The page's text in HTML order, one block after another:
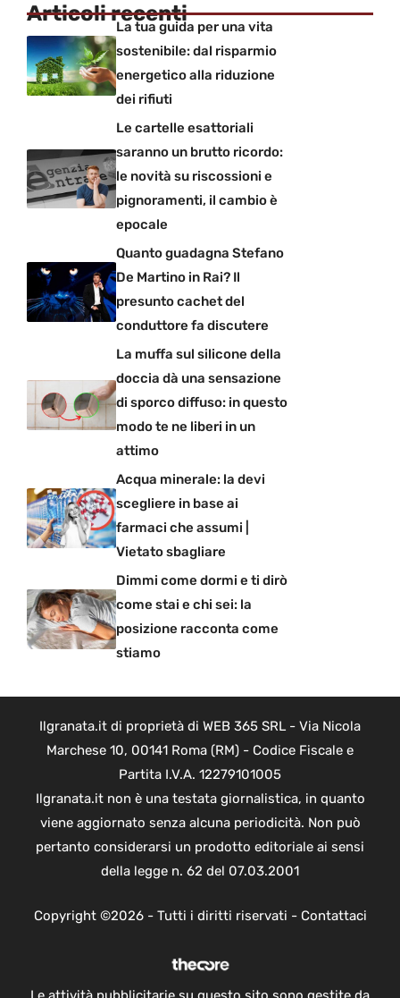
Articoli recenti
La tua guida per una vita
sostenibile: dal risparmio
energetico alla riduzione
dei rifiuti
Le cartelle esattoriali
saranno un brutto ricordo:
le novità su riscossioni e
pignoramenti, il cambio è
epocale
Quanto guadagna Stefano
De Martino in Rai? Il
presunto cachet del
conduttore fa discutere
La muffa sul silicone della
doccia dà una sensazione
di sporco diffuso: in questo
modo te ne liberi in un
attimo
Acqua minerale: la devi
scegliere in base ai
farmaci che assumi |
Vietato sbagliare
Dimmi come dormi e ti dirò
come stai e chi sei: la
posizione racconta come
stiamo
Ilgranata.it di proprietà di WEB 365 SRL - Via Nicola
Marchese 10, 00141 Roma (RM) - Codice Fiscale e
Partita I.V.A. 12279101005
Ilgranata.it non è una testata giornalistica, in quanto
viene aggiornato senza alcuna periodicità. Non può
pertanto considerarsi un prodotto editoriale ai sensi
della legge n. 62 del 07.03.2001
Copyright ©2026 - Tutti i diritti riservati - Contattaci